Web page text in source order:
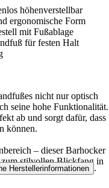
höhenverstellbar
ergonomische Form
mit Fußablage
für festen Halt
nicht nur optisch
seine hohe Funktionalität.
ab und sorgt dafür, dass
können.
– dieser Barhocker
stilvollen Blickfang in
Herstellerinformationen .